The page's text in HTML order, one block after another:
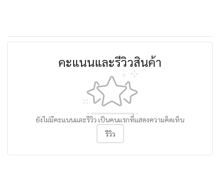
คะแนนและรีวิวสินค้า
ยังไม่มีคะแนนและรีวิว เป็นคนแรกที่แสดงความคิดเห็น
รีวิว